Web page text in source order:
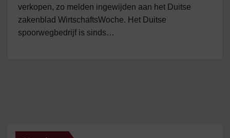
verkopen, zo melden ingewijden aan het Duitse
zakenblad WirtschaftsWoche. Het Duitse
spoorwegbedrijf is sinds…